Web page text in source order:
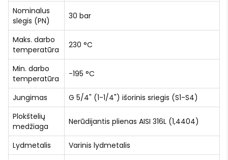
Nominalus
slėgis (PN)
30 bar
Maks. darbo
temperatūra
230 °C
Min. darbo
temperatūra
-195 °C
Jungimas
G 5/4" (1-1/4") išorinis sriegis (S1-S4)
Plokštelių
medžiaga
Nerūdijantis plienas AISI 316L (1,4404)
Lydmetalis
Varinis lydmetalis